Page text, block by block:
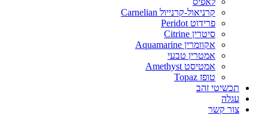
קרניאול-קרנייול Carnelian
פרידוט Peridot
סיטרין Citrine
אקוומרין Aquamarine
אמטרין טבעי
אמטיסט Amethyst
טופז Topaz
תכשיטי זהב
עגלה
צור קשר